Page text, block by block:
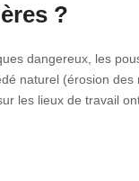
?
dangereux, les
naturel (érosion
les lieux de travail